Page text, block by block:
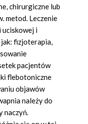
chirurgiczne lub
metod. Leczenie
uciskowej i
jak: fizjoterapia,
pacjentów
flebotoniczne
objawów
należy do
naczyń.